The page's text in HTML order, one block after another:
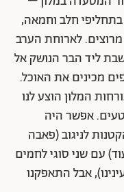
חלב וחמאה,
מרוצים. לארוחת הערב
ליד הבר הנושק אל
מכינים את האוכל.
המלון הוצע לנו
אפשר היה
לניגוב (פאבה
עם שני סוגי לחמים
אבל התאפקנו